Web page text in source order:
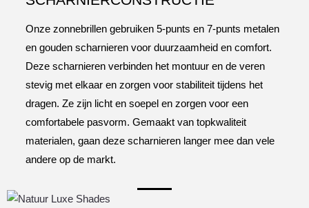
Onze zonnebrillen gebruiken 5-punts en 7-punts metalen
en gouden scharnieren voor duurzaamheid en comfort.
Deze scharnieren verbinden het montuur en de veren
stevig met elkaar en zorgen voor stabiliteit tijdens het
dragen. Ze zijn licht en soepel en zorgen voor een
comfortabele pasvorm. Gemaakt van topkwaliteit
materialen, gaan deze scharnieren langer mee dan vele
andere op de markt.